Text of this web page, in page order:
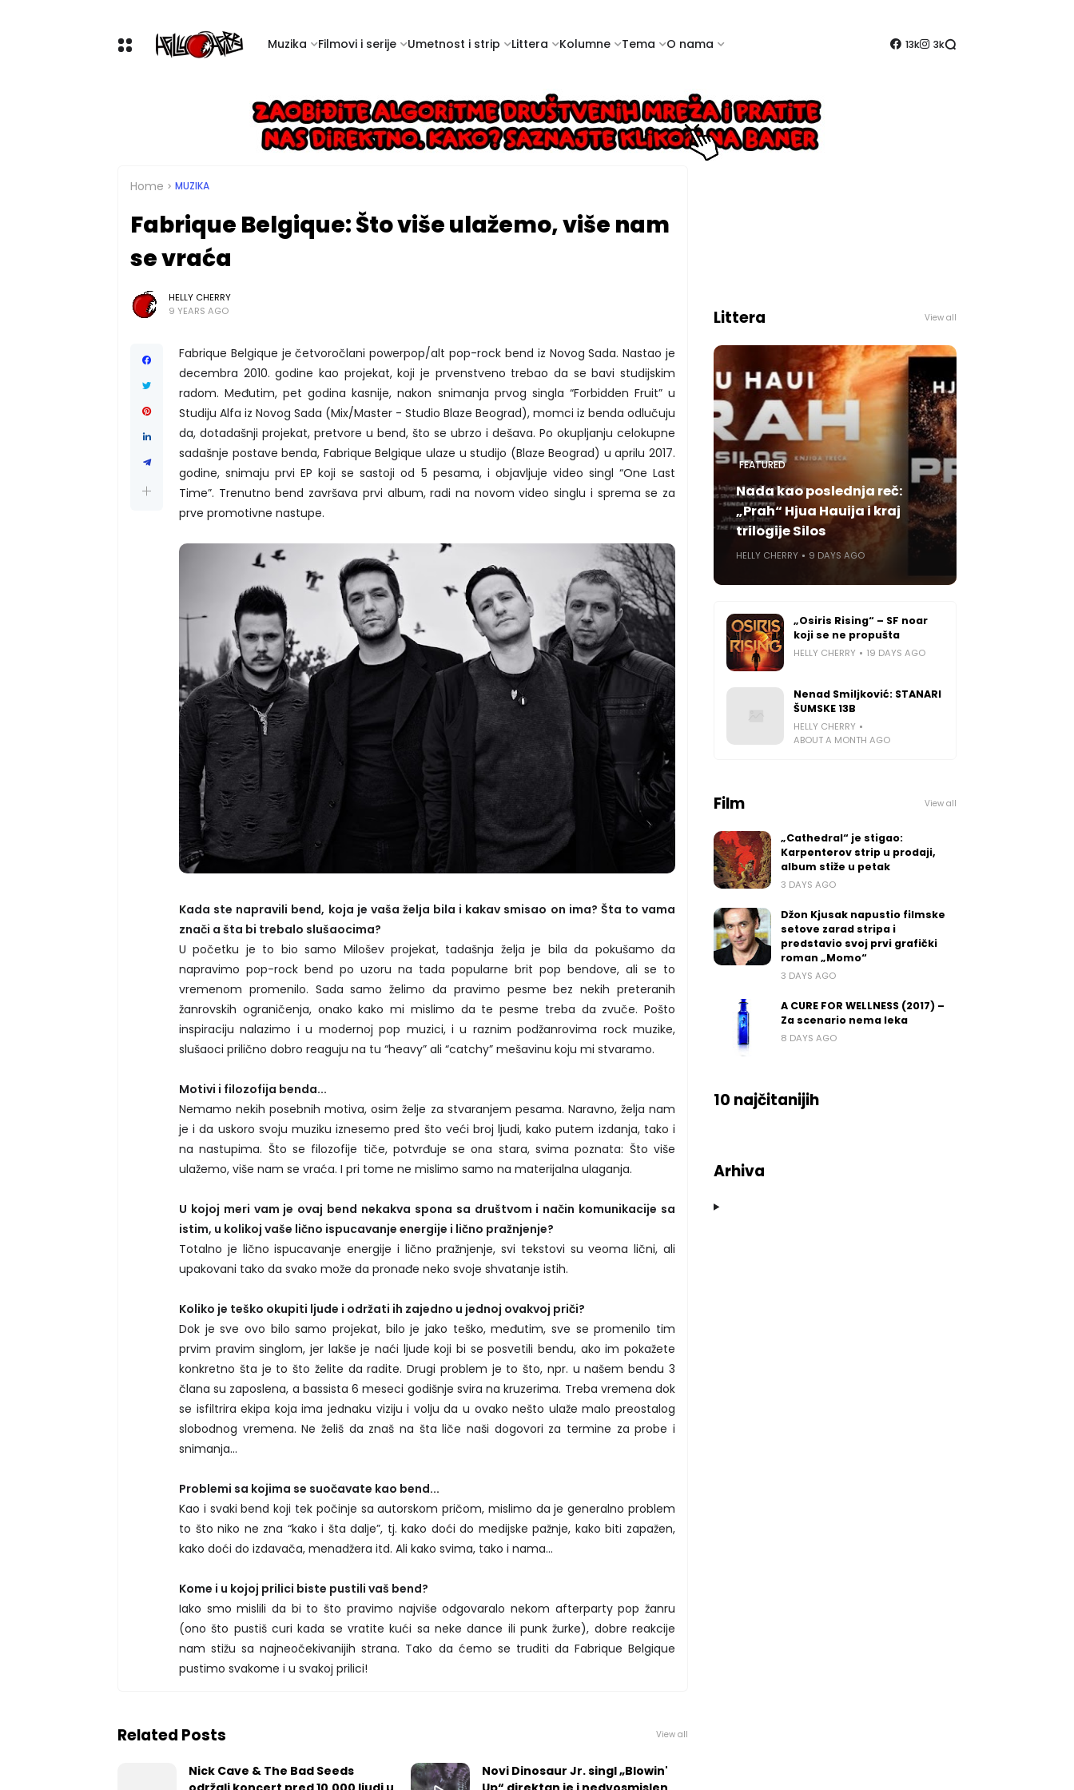
Muzika Filmovi i serije Umetnost i strip Littera Kolumne Tema O nama 13k 3k
Home MUZIKA
Fabrique Belgique: Što više ulažemo, više nam
se vraća
HELLY CHERRY
9 YEARS AGO
Fabrique Belgique je četvoročlani powerpop/alt pop-rock bend iz Novog Sada. Nastao je
decembra 2010. godine kao projekat, koji je prvenstveno trebao da se bavi studijskim
radom. Međutim, pet godina kasnije, nakon snimanja prvog singla “Forbidden Fruit” u
Studiju Alfa iz Novog Sada (Mix/Master - Studio Blaze Beograd), momci iz benda odlučuju
da, dotadašnji projekat, pretvore u bend, što se ubrzo i dešava. Po okupljanju celokupne
sadašnje postave benda, Fabrique Belgique ulaze u studijo (Blaze Beograd) u aprilu 2017.
godine, snimaju prvi EP koji se sastoji od 5 pesama, i objavljuje video singl “One Last
Time”. Trenutno bend završava prvi album, radi na novom video singlu i sprema se za
prve promotivne nastupe.
Kada ste napravili bend, koja je vaša želja bila i kakav smisao on ima? Šta to vama
znači a šta bi trebalo slušaocima?
U početku je to bio samo Milošev projekat, tadašnja želja je bila da pokušamo da
napravimo pop-rock bend po uzoru na tada popularne brit pop bendove, ali se to
vremenom promenilo. Sada samo želimo da pravimo pesme bez nekih preteranih
žanrovskih ograničenja, onako kako mi mislimo da te pesme treba da zvuče. Pošto
inspiraciju nalazimo i u modernoj pop muzici, i u raznim podžanrovima rock muzike,
slušaoci prilično dobro reaguju na tu “heavy” ali “catchy” mešavinu koju mi stvaramo.
Motivi i filozofija benda...
Nemamo nekih posebnih motiva, osim želje za stvaranjem pesama. Naravno, želja nam
je i da uskoro svoju muziku iznesemo pred što veći broj ljudi, kako putem izdanja, tako i
na nastupima. Što se filozofije tiče, potvrđuje se ona stara, svima poznata: Što više
ulažemo, više nam se vraća. I pri tome ne mislimo samo na materijalna ulaganja.
U kojoj meri vam je ovaj bend nekakva spona sa društvom i način komunikacije sa
istim, u kolikoj vaše lično ispucavanje energije i lično pražnjenje?
Totalno je lično ispucavanje energije i lično pražnjenje, svi tekstovi su veoma lični, ali
upakovani tako da svako može da pronađe neko svoje shvatanje istih.
Koliko je teško okupiti ljude i održati ih zajedno u jednoj ovakvoj priči?
Dok je sve ovo bilo samo projekat, bilo je jako teško, međutim, sve se promenilo tim
prvim pravim singlom, jer lakše je naći ljude koji bi se posvetili bendu, ako im pokažete
konkretno šta je to što želite da radite. Drugi problem je to što, npr. u našem bendu 3
člana su zaposlena, a bassista 6 meseci godišnje svira na kruzerima. Treba vremena dok
se isfiltrira ekipa koja ima jednaku viziju i volju da u ovako nešto ulaže malo preostalog
slobodnog vremena. Ne želiš da znaš na šta liče naši dogovori za termine za probe i
snimanja...
Problemi sa kojima se suočavate kao bend...
Kao i svaki bend koji tek počinje sa autorskom pričom, mislimo da je generalno problem
to što niko ne zna “kako i šta dalje”, tj. kako doći do medijske pažnje, kako biti zapažen,
kako doći do izdavača, menadžera itd. Ali kako svima, tako i nama...
Kome i u kojoj prilici biste pustili vaš bend?
Iako smo mislili da bi to što pravimo najviše odgovaralo nekom afterparty pop žanru
(ono što pustiš curi kada se vratite kući sa neke dance ili punk žurke), dobre reakcije
nam stižu sa najneočekivanijih strana. Tako da ćemo se truditi da Fabrique Belgique
pustimo svakome i u svakoj prilici!
Related Posts View all
Nick Cave & The Bad Seeds
Novi Dinosaur Jr. singl „Blowin'
Littera View all
FEATURED
Nada kao poslednja reč:
„Prah“ Hjua Hauija i kraj
trilogije Silos
HELLY CHERRY 9 DAYS AGO
„Osiris Rising“ – SF noar
koji se ne propušta
HELLY CHERRY 19 DAYS AGO
Nenad Smiljković: STANARI
ŠUMSKE 13B
HELLY CHERRY
ABOUT A MONTH AGO
Film View all
„Cathedral“ je stigao:
Karpenterov strip u prodaji,
album stiže u petak
3 DAYS AGO
Džon Kjusak napustio filmske
setove zarad stripa i
predstavio svoj prvi grafički
roman „Momo“
3 DAYS AGO
A CURE FOR WELLNESS (2017) –
Za scenario nema leka
8 DAYS AGO
10 najčitanijih
Arhiva